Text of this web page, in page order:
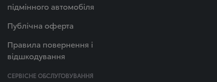
підмінного автомобіля
Публічна оферта
Правила повернення і
відшкодування
СЕРВІСНЕ ОБСЛУГОВУВАННЯ